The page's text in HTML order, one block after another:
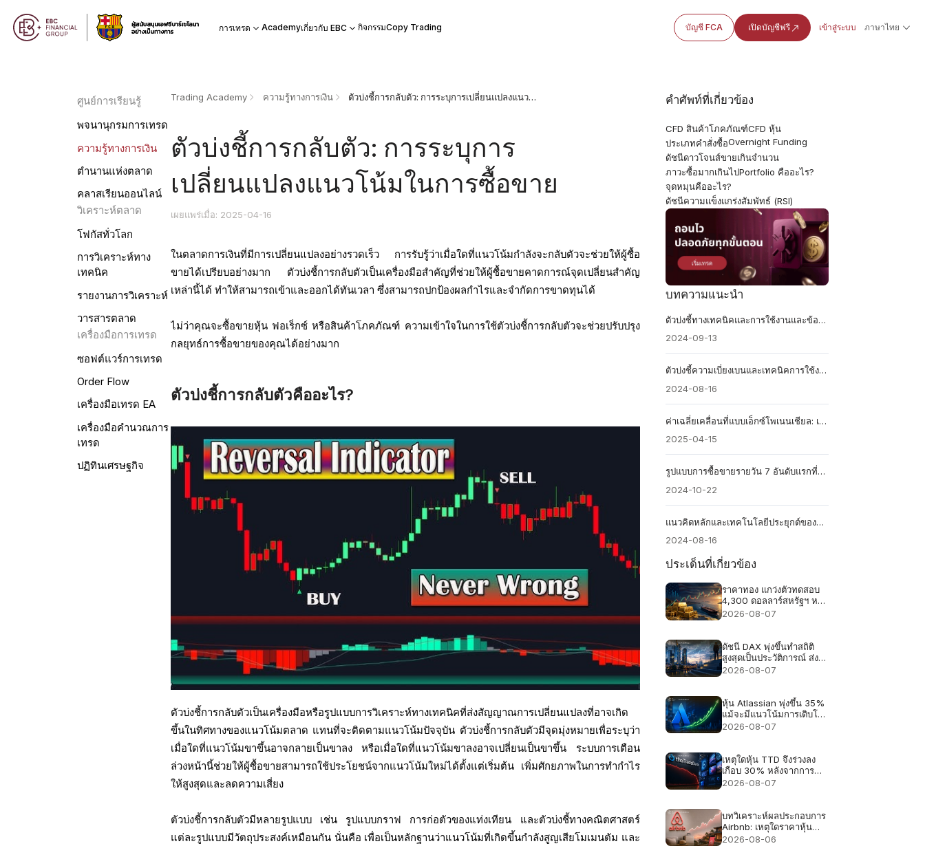
การเทรด Academyเกี่ยวกับ EBC กิจกรรมCopy Trading บัญชี FCA เปิดบัญชีฟรี เข้าสู่ระบบ ภาษาไทย
ศูนย์การเรียนรู้
พจนานุกรมการเทรด
ความรู้ทางการเงิน
ตำนานแห่งตลาด
คลาสเรียนออนไลน์
วิเคราะห์ตลาด
โฟกัสทั่วโลก
การวิเคราะห์ทาง
เทคนิค
รายงานการวิเคราะห์
วารสารตลาด
เครื่องมือการเทรด
ซอฟต์แวร์การเทรด
Order Flow
เครื่องมือเทรด EA
เครื่องมือคำนวณการ
เทรด
ปฏิทินเศรษฐกิจ
Trading Academy ความรู้ทางการเงิน ตัวบ่งชี้การกลับตัว: การระบุการเปลี่ยนแปลงแนวโน้มในการซื้อขาย
ตัวบ่งชี้การกลับตัว: การระบุการ
เปลี่ยนแปลงแนวโน้มในการซื้อขาย
เผยแพร่เมื่อ: 2025-04-16
ในตลาดการเงินที่มีการเปลี่ยนแปลงอย่างรวดเร็ว การรับรู้ว่าเมื่อใดที่แนวโน้มกำลังจะกลับตัวจะช่วยให้ผู้ซื้อ
ขายได้เปรียบอย่างมาก ตัวบ่งชี้การกลับตัวเป็นเครื่องมือสำคัญที่ช่วยให้ผู้ซื้อขายคาดการณ์จุดเปลี่ยนสำคัญ
เหล่านี้ได้ ทำให้สามารถเข้าและออกได้ทันเวลา ซึ่งสามารถปกป้องผลกำไรและจำกัดการขาดทุนได้
ไม่ว่าคุณจะซื้อขายหุ้น ฟอเร็กซ์ หรือสินค้าโภคภัณฑ์ ความเข้าใจในการใช้ตัวบ่งชี้การกลับตัวจะช่วยปรับปรุง
กลยุทธ์การซื้อขายของคุณได้อย่างมาก
ตัวบ่งชี้การกลับตัวคืออะไร?
ตัวบ่งชี้การกลับตัวเป็นเครื่องมือหรือรูปแบบการวิเคราะห์ทางเทคนิคที่ส่งสัญญาณการเปลี่ยนแปลงที่อาจเกิด
ขึ้นในทิศทางของแนวโน้มตลาด แทนที่จะติดตามแนวโน้มปัจจุบัน ตัวบ่งชี้การกลับตัวมีจุดมุ่งหมายเพื่อระบุว่า
เมื่อใดที่แนวโน้มขาขึ้นอาจกลายเป็นขาลง หรือเมื่อใดที่แนวโน้มขาลงอาจเปลี่ยนเป็นขาขึ้น ระบบการเตือน
ล่วงหน้านี้ช่วยให้ผู้ซื้อขายสามารถใช้ประโยชน์จากแนวโน้มใหม่ได้ตั้งแต่เริ่มต้น เพิ่มศักยภาพในการทำกำไร
ให้สูงสุดและลดความเสี่ยง
ตัวบ่งชี้การกลับตัวมีหลายรูปแบบ เช่น รูปแบบกราฟ การก่อตัวของแท่งเทียน และตัวบ่งชี้ทางคณิตศาสตร์
แต่ละรูปแบบมีวัตถุประสงค์เหมือนกัน นั่นคือ เพื่อเป็นหลักฐานว่าแนวโน้มที่เกิดขึ้นกำลังสูญเสียโมเมนตัม และ
คำศัพท์ที่เกี่ยวข้อง
CFD สินค้าโภคภัณฑ์CFD หุ้น
ประเภทคำสั่งซื้อOvernight Funding
ดัชนีดาวโจนส์ขายเกินจำนวน
ภาวะซื้อมากเกินไปPortfolio คืออะไร?
จุดหมุนคืออะไร?
ดัชนีความแข็งแกร่งสัมพัทธ์ (RSI)
บทความแนะนำ
ตัวบ่งชี้ทางเทคนิคและการใช้งานและข้อควรระวัง
2024-09-13
ตัวบ่งชี้ความเบี่ยงเบนและเทคนิคการใช้งาน
2024-08-16
ค่าเฉลี่ยเคลื่อนที่แบบเอ็กซ์โพเนนเชียล: เครื่องมือวิเคราะห์แนวโน้มขั้นสูง
2025-04-15
รูปแบบการซื้อขายรายวัน 7 อันดับแรกที่คุณไม่ควรพลาด
2024-10-22
แนวคิดหลักและเทคโนโลยีประยุกต์ของทฤษฎีแกนน์
2024-08-16
ประเด็นที่เกี่ยวข้อง
ราคาทอง แกว่งตัวทดสอบ
4,300 ดอลลาร์สหรัฐฯ หลัง
ข้อตกลงช่องแคบฮอร์มุซ
2026-08-07
ดัชนี DAX พุ่งขึ้นทำสถิติ
สูงสุดเป็นประวัติการณ์ ส่ง
ผลให้ความคาดหวังด้านผล
2026-08-07
หุ้น Atlassian พุ่งขึ้น 35%
แม้จะมีแนวโน้มการเติบโต
เพียง 13%
2026-08-07
เหตุใดหุ้น TTD จึงร่วงลง
เกือบ 30% หลังจากการ
คาดการณ์รายได้ 650 ล้าน
2026-08-07
บทวิเคราะห์ผลประกอบการ
Airbnb: เหตุใดราคาหุ้น
Airbnb อาจร่วงลงได้แม้
2026-08-06